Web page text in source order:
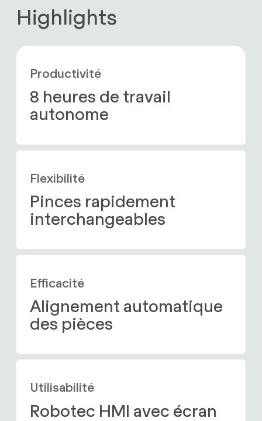
Highlights
Productivité
8 heures de travail
autonome
Flexibilité
Pinces rapidement
interchangeables
Efficacité
Alignement automatique
des pièces
Utilisabilité
Robotec HMI avec écran